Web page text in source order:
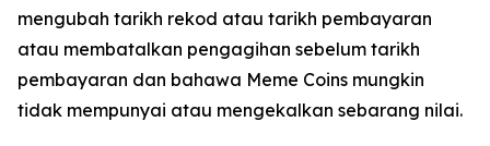
mengubah tarikh rekod atau tarikh pembayaran
atau membatalkan pengagihan sebelum tarikh
pembayaran dan bahawa Meme Coins mungkin
tidak mempunyai atau mengekalkan sebarang nilai.